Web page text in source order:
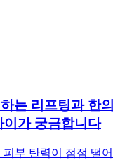
는 리프팅과 한
이가 궁금합니다
부 탄력이 점점 떨